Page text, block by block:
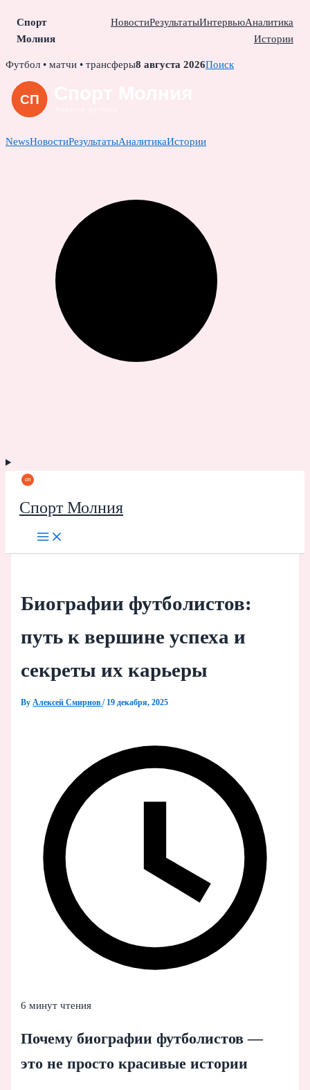
Спорт
Молния
НовостиРезультатыИнтервьюАналитика
Истории
Skip
content
Футбол • матчи • трансферы8 августа 2026Поиск
NewsНовостиРезультатыАналитикаИстории
Спорт Молния
Биографии футболистов:
путь к вершине успеха и
секреты их карьеры
By Алексей Смирнов/ 19 декабря, 2025
6 минут чтения
Почему биографии футболистов —
это не просто красивые истории